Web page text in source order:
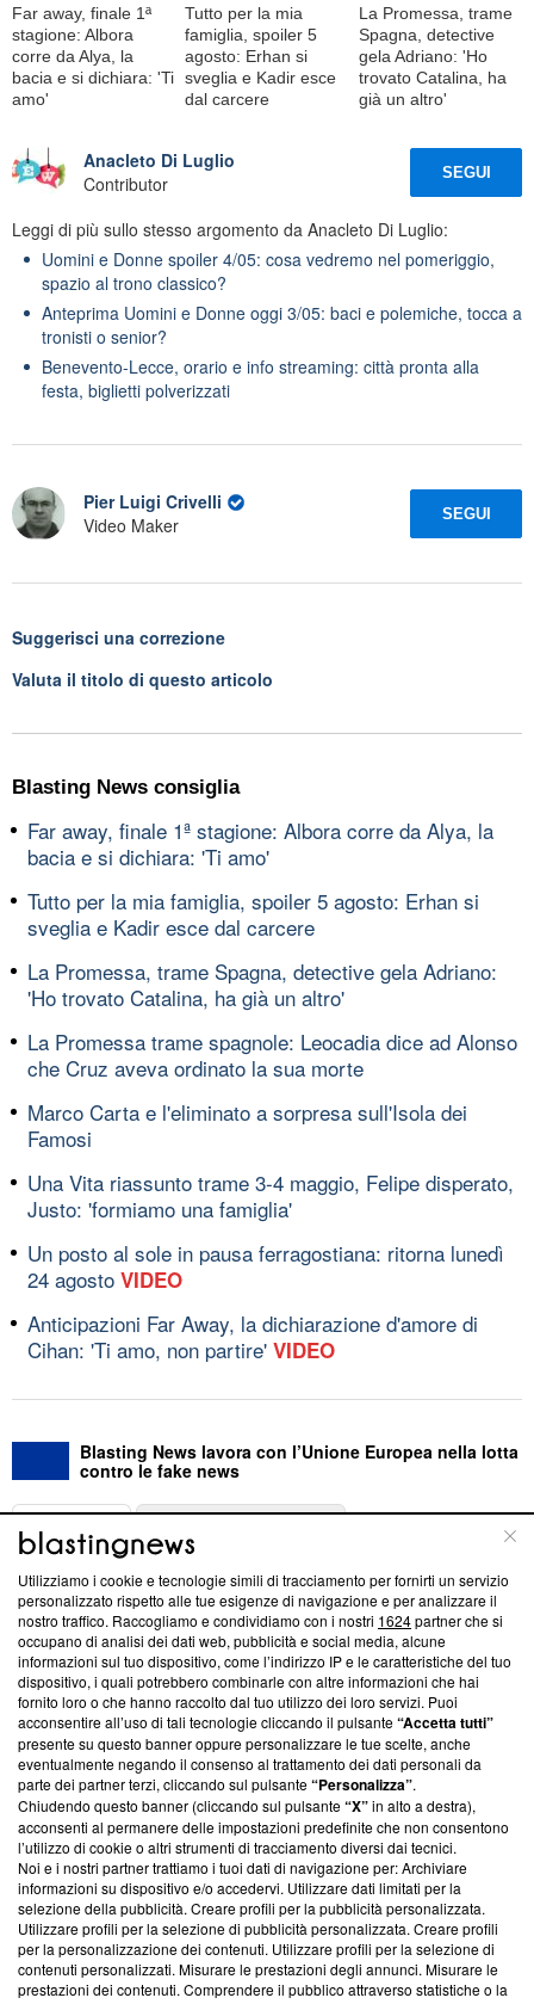
Far away, finale 1ª
stagione: Albora
corre da Alya, la
bacia e si dichiara: 'Ti
amo'
Tutto per la mia
famiglia, spoiler 5
agosto: Erhan si
sveglia e Kadir esce
dal carcere
La Promessa, trame
Spagna, detective
gela Adriano: 'Ho
trovato Catalina, ha
già un altro'
Anacleto Di Luglio
Contributor
SEGUI
Leggi di più sullo stesso argomento da Anacleto Di Luglio:
Uomini e Donne spoiler 4/05: cosa vedremo nel pomeriggio,
spazio al trono classico?
Anteprima Uomini e Donne oggi 3/05: baci e polemiche, tocca a
tronisti o senior?
Benevento-Lecce, orario e info streaming: città pronta alla
festa, biglietti polverizzati
Pier Luigi Crivelli
Video Maker
SEGUI
Suggerisci una correzione
Valuta il titolo di questo articolo
Blasting News consiglia
Far away, finale 1ª stagione: Albora corre da Alya, la
bacia e si dichiara: 'Ti amo'
Tutto per la mia famiglia, spoiler 5 agosto: Erhan si
sveglia e Kadir esce dal carcere
La Promessa, trame Spagna, detective gela Adriano:
'Ho trovato Catalina, ha già un altro'
La Promessa trame spagnole: Leocadia dice ad Alonso
che Cruz aveva ordinato la sua morte
Marco Carta e l'eliminato a sorpresa sull'Isola dei
Famosi
Una Vita riassunto trame 3-4 maggio, Felipe disperato,
Justo: 'formiamo una famiglia'
Un posto al sole in pausa ferragostiana: ritorna lunedì
24 agosto VIDEO
Anticipazioni Far Away, la dichiarazione d'amore di
Cihan: 'Ti amo, non partire' VIDEO
Blasting News lavora con l’Unione Europea nella lotta
contro le fake news
ABOUT
Questa sezione offre informazioni trasparenti su Blasting
News, sui nostri processi editoriali e su come ci impegniamo a
creare news di qualità. Inoltre, afferma la nostra aderenza a
‘Trust Project - News with Integrity’Blasting News non è
ancora membro del programma, ma ha richiesto di farne
parte; Trust Project non ha ancora effettuato una verifica di
conformità agli standard.
Su di noi
Team editoriale
Corporate
Redazione
Informativa Privacy
Utilizziamo i cookie e tecnologie simili di tracciamento per fornirti un servizio
personalizzato rispetto alle tue esigenze di navigazione e per analizzare il
nostro traffico. Raccogliamo e condividiamo con i nostri 1624partner che si
occupano di analisi dei dati web, pubblicità e social media, alcune
informazioni sul tuo dispositivo, come l’indirizzo IP e le caratteristiche del tuo
dispositivo, i quali potrebbero combinarle con altre informazioni che hai
fornito loro o che hanno raccolto dal tuo utilizzo dei loro servizi. Puoi
acconsentire all’uso di tali tecnologie cliccando il pulsante“Accetta tutti”
presente su questo banner oppure personalizzare le tue scelte, anche
eventualmente negando il consenso al trattamento dei dati personali da
parte dei partner terzi, cliccando sul pulsante“Personalizza”.
Chiudendo questo banner (cliccando sul pulsante“X”in alto a destra),
acconsenti al permanere delle impostazioni predefinite che non consentono
l’utilizzo di cookie o altri strumenti di tracciamento diversi dai tecnici.
Noi e i nostri partner trattiamo i tuoi dati di navigazione per: Archiviare
informazioni su dispositivo e/o accedervi. Utilizzare dati limitati per la
selezione della pubblicità. Creare profili per la pubblicità personalizzata.
Utilizzare profili per la selezione di pubblicità personalizzata. Creare profili
per la personalizzazione dei contenuti. Utilizzare profili per la selezione di
contenuti personalizzati. Misurare le prestazioni degli annunci. Misurare le
prestazioni dei contenuti. Comprendere il pubblico attraverso statistiche o la